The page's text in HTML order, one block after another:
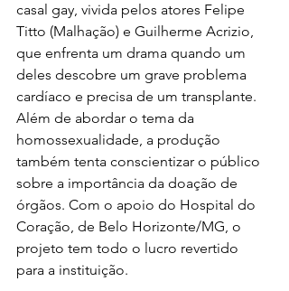
casal gay, vivida pelos atores Felipe
Titto (Malhação) e Guilherme Acrizio,
que enfrenta um drama quando um
deles descobre um grave problema
cardíaco e precisa de um transplante.
Além de abordar o tema da
homossexualidade, a produção
também tenta conscientizar o público
sobre a importância da doação de
órgãos. Com o apoio do Hospital do
Coração, de Belo Horizonte/MG, o
projeto tem todo o lucro revertido
para a instituição.